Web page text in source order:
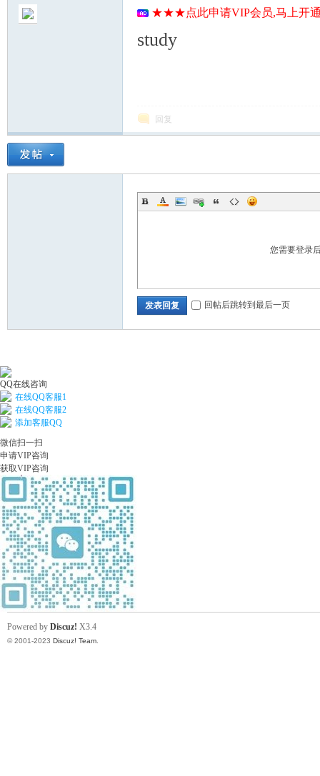
★★★点此申请VIP会员,马上开
study
回复
您需要登录
发表回复 回帖后跳转到最后一页
QQ在线咨询
在线QQ客服1
在线QQ客服2
添加客服QQ
微信扫一扫
申请VIP咨询
获取VIP咨询
Powered by Discuz! X3.4
© 2001-2023 Discuz! Team